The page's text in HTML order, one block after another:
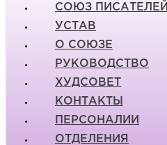
СОЮЗ ПИСАТЕЛЕЙ
УСТАВ
О СОЮЗЕ
РУКОВОДСТВО
ХУДСОВЕТ
КОНТАКТЫ
ПЕРСОНАЛИИ
ОТДЕЛЕНИЯ